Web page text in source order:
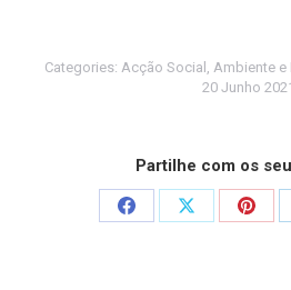
Categories: Acção Social , Ambiente e
20 Junho
Partilhe com os
Share
Share
Share